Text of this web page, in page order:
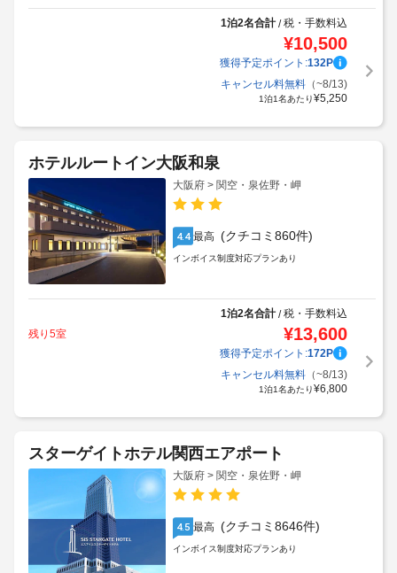
1泊2名合計/税・手数料込
¥10,500
獲得予定ポイント:132P
キャンセル料無料（~8/13)
1泊1名あたり¥5,250
ホテルルートイン大阪和泉
大阪府 > 関空・泉佐野・岬
4.4 最高 (クチコミ860件)
インボイス制度対応プランあり
1泊2名合計/税・手数料込
残り5室
¥13,600
獲得予定ポイント:172P
キャンセル料無料（~8/13)
1泊1名あたり¥6,800
スターゲイトホテル関西エアポート
大阪府 > 関空・泉佐野・岬
4.5 最高 (クチコミ8646件)
インボイス制度対応プランあり